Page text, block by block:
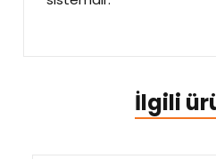
İlgili